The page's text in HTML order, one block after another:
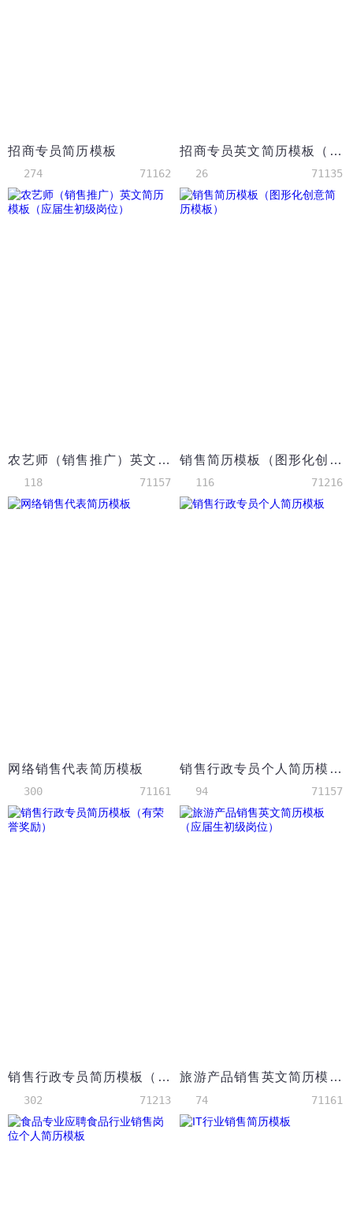
招商专员简历模板
274 71162
招商专员英文简历模板（应届生初级岗位）
26 71135
农艺师（销售推广）英文简历模板（应届生初级岗位）
118 71157
销售简历模板（图形化创意简历模板）
116 71216
网络销售代表简历模板
300 71161
销售行政专员个人简历模板
94 71157
销售行政专员简历模板（有荣誉奖励）
302 71213
旅游产品销售英文简历模板（应届生初级岗位）
74 71161